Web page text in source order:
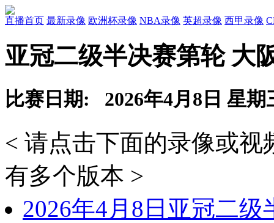
直播首页 最新录像 欧洲杯录像 NBA录像 英超录像 西甲录像
亚冠二级半决赛第轮 大
比赛日期: 2026年4月8日 星期
< 请点击下面的录像或
有多个版本 >
2026年4月8日亚冠二